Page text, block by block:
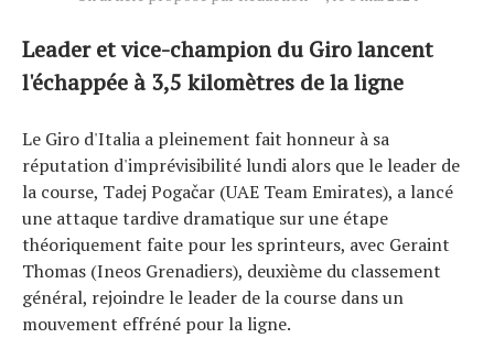
Leader et vice-champion du Giro lancent
l'échappée à 3,5 kilomètres de la ligne
Le Giro d'Italia a pleinement fait honneur à sa
réputation d'imprévisibilité lundi alors que le leader de
la course, Tadej Pogačar (UAE Team Emirates), a lancé
une attaque tardive dramatique sur une étape
théoriquement faite pour les sprinteurs, avec Geraint
Thomas (Ineos Grenadiers), deuxième du classement
général, rejoindre le leader de la course dans un
mouvement effréné pour la ligne.
Technologies
Tests de produits
Tendances
Tous nos articles
À propos